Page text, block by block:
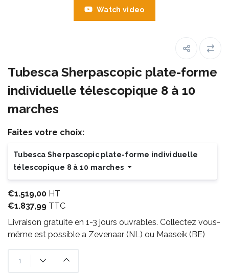
Watch video
Tubesca Sherpascopic plate-forme
individuelle télescopique 8 à 10
marches
Faites votre choix:
Tubesca Sherpascopic plate-forme individuelle
télescopique 8 à 10 marches
€1.519,00 HT
€1.837,99 TTC
Livraison gratuite en 1-3 jours ouvrables. Collectez vous-
mëme est possible a Zevenaar (NL) ou Maaseik (BE)